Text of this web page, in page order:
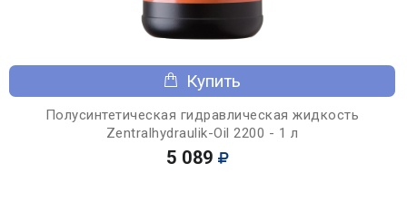
Купить
Полусинтетическая гидравлическая жидкость
Zentralhydraulik-Oil 2200 - 1 л
5 089